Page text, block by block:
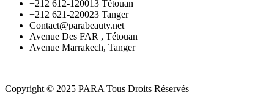
‪+212 612-120013 Tétouan
‪+212 621-220023 Tanger
Contact@parabeauty.net
Avenue Des FAR , Tétouan
Avenue Marrakech, Tanger
Copyright © 2025 PARA Tous Droits Réservés